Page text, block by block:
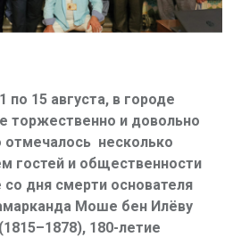
по 15 августа, в городе
торжественно и довольно
несколько
гостей и общественности
со дня смерти основателя
Моше бен Илёву
180-летие